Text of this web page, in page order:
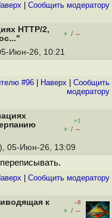
Cообщить модератору
HTTP/2,
+ / –
Июн-26, 10:21
#96 Наверх
Cообщить
модератору
+1
+ / –
05-Июн-26, 13:09
Cообщить модератору
к
–8
+ / –